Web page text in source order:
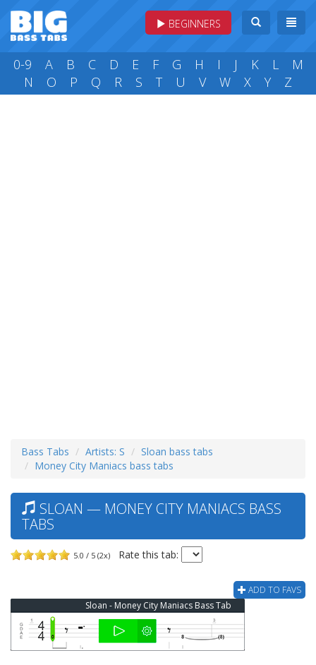
BEGINNERS
0-9 A B C D E F G H I J K L
M
N
O P Q R S T U V W X Y Z
Bass Tabs Artists: S
Sloan bass tabs
Money City Maniacs bass tabs
SLOAN — MONEY CITY MANIACS BASS
TABS
5.0 / 5 (2x) Rate this tab:
ADD TO FAVS
Sloan - Money City Maniacs Bass Tab